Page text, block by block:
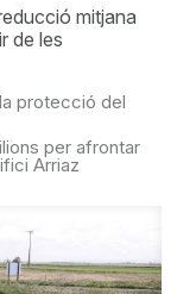
mitjana
de les
protecció del
per afrontar
Arriaz